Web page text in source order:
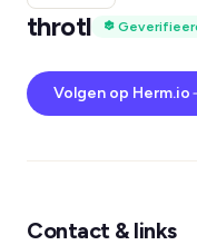
throtl
Volgen op Herm.io
Contact & links